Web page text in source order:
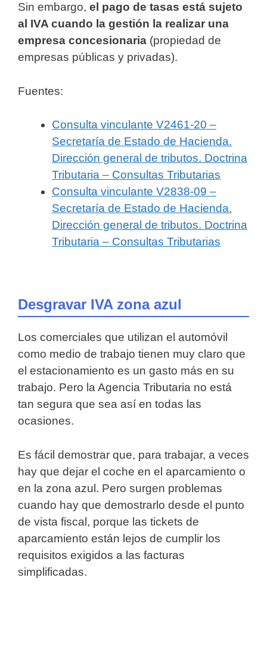
Sin embargo, el pago de tasas está sujeto
al IVA cuando la gestión la realizar una
empresa concesionaria (propiedad de
empresas públicas y privadas).
Fuentes:
Consulta vinculante V2461-20 –
Secretaría de Estado de Hacienda.
Dirección general de tributos. Doctrina
Tributaria – Consultas Tributarias
Consulta vinculante V2838-09 –
Secretaría de Estado de Hacienda.
Dirección general de tributos. Doctrina
Tributaria – Consultas Tributarias
Desgravar IVA zona azul
Los comerciales que utilizan el automóvil
como medio de trabajo tienen muy claro que
el estacionamiento es un gasto más en su
trabajo. Pero la Agencia Tributaria no está
tan segura que sea así en todas las
ocasiones.
Es fácil demostrar que, para trabajar, a veces
hay que dejar el coche en el aparcamiento o
en la zona azul. Pero surgen problemas
cuando hay que demostrarlo desde el punto
de vista fiscal, porque las tickets de
aparcamiento están lejos de cumplir los
requisitos exigidos a las facturas
simplificadas.